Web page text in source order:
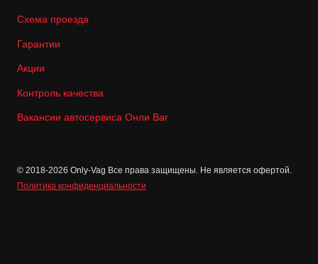
Схема проезда
Гарантии
Акции
Контроль качества
Вакансии автосервиса Онли Ваг
© 2018-2026 Only-Vag Все права защищены. Не является офертой.
Политика конфиденциальности